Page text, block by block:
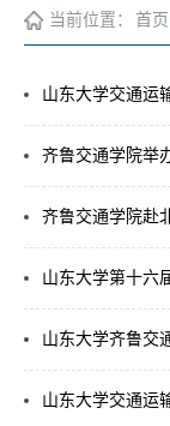
当前位置： 首页